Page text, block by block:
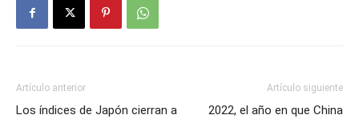
Artículo anterior
Los índices de Japón cierran a
Artículo siguiente
2022, el año en que China